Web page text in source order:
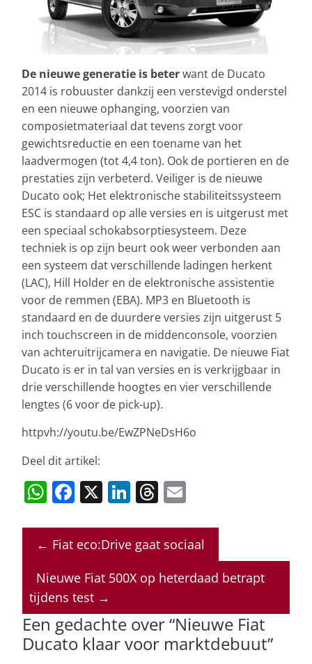
De nieuwe generatie is beterwant de Ducato
2014 is robuuster dankzij een verstevigd onderstel
en een nieuwe ophanging, voorzien van
composietmateriaal dat tevens zorgt voor
gewichtsreductie en een toename van het
laadvermogen (tot 4,4 ton). Ook de portieren en de
prestaties zijn verbeterd. Veiliger is de nieuwe
Ducato ook; Het elektronische stabiliteitssysteem
ESC is standaard op alle versies en is uitgerust met
een speciaal schokabsorptiesysteem. Deze
techniek is op zijn beurt ook weer verbonden aan
een systeem dat verschillende ladingen herkent
(LAC), Hill Holder en de elektronische assistentie
voor de remmen (EBA). MP3 en Bluetooth is
standaard en de duurdere versies zijn uitgerust 5
inch touchscreen in de middenconsole, voorzien
van achteruitrijcamera en navigatie. De nieuwe Fiat
Ducato is er in tal van versies en is verkrijgbaar in
drie verschillende hoogtes en vier verschillende
lengtes (6 voor de pick-up).
httpvh://youtu.be/EwZPNeDsH6o
Deel dit artikel:
W
at
s
A
p
p
F
c
e
b
o
o
k
X Li
k
e
dI
T
re
a
d
ai
l
← Fiat eco:Drive gaat sociaal
Nieuwe Fiat 500X op heterdaad betrapt
tijdens test →
Een gedachte over “Nieuwe Fiat
Ducato klaar voor marktdebuut”